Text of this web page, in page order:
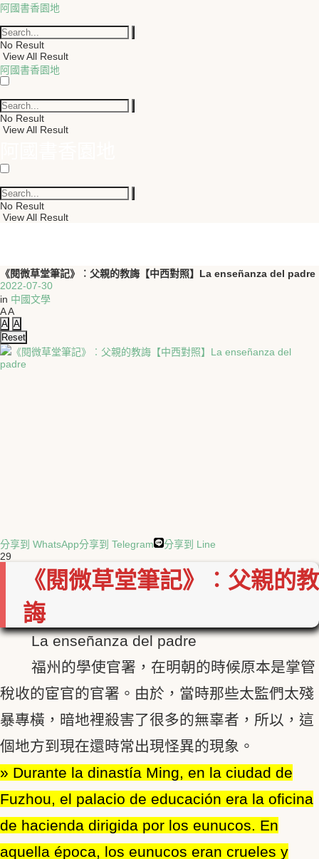
阿國書香園地
No Result
View All Result
阿國書香園地
No Result
View All Result
No Result
View All Result
《閱微草堂筆記》︰父親的教誨【中西對照】La enseñanza del padre
2022-07-30
in 中國文學
AA
A A
Reset
分享到 WhatsApp分享到 Telegram
分享到 Line
29
《閱微草堂筆記》︰父親的教
誨
La enseñanza del padre
福州的學使官署，在明朝的時候原本是掌管
稅收的宦官的官署。由於，當時那些太監們太殘
暴專橫，暗地裡殺害了很多的無辜者，所以，這
個地方到現在還時常出現怪異的現象。
» Durante la dinastía Ming, en la ciudad de
Fuzhou, el palacio de educación era la oficina
de hacienda dirigida por los eunucos. En
aquella época, los eunucos eran crueles y